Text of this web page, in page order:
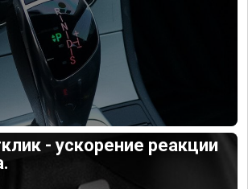
- ускорение реакции